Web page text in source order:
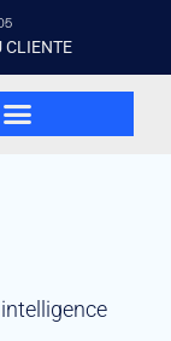
CLIENTE